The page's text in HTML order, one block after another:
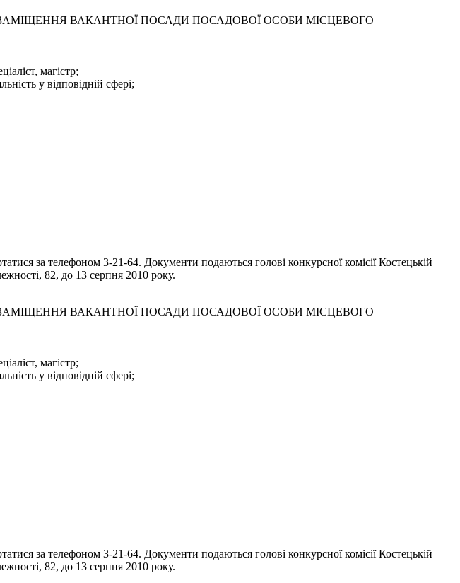
ВАКАНТНОЇ ПОСАДИ ПОСАДОВОЇ ОСОБИ МІСЦЕВОГО
магістр;
у відповідній сфері;
за телефоном 3-21-64. Документи подаються голові конкурсної комісії Костецькій
82, до 13 серпня 2010 року.
ВАКАНТНОЇ ПОСАДИ ПОСАДОВОЇ ОСОБИ МІСЦЕВОГО
магістр;
у відповідній сфері;
за телефоном 3-21-64. Документи подаються голові конкурсної комісії Костецькій
82, до 13 серпня 2010 року.